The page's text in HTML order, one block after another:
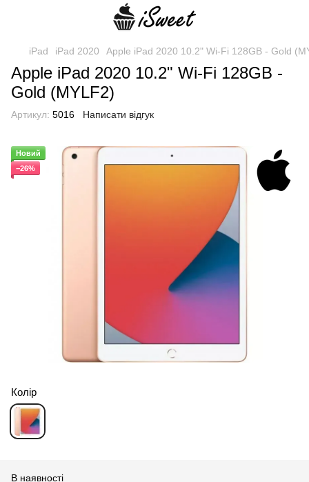
iPad iPad 2020 Apple iPad 2020 10.2" Wi-Fi 128GB - Gold
Apple iPad 2020 10.2" Wi-Fi 128GB -
Gold (MYLF2)
Артикул: 5016 Написати відгук
Новий
−26%
Колір
В наявності